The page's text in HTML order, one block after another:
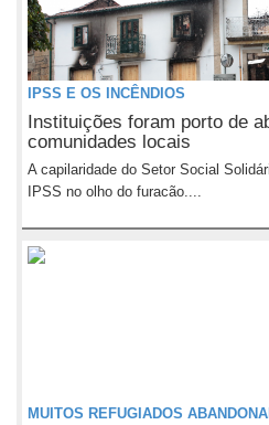
IPSS E OS INCÊNDIOS
Instituições foram porto de
comunidades locais
A capilaridade do Setor Social
IPSS no olho do furacão....
MUITOS REFUGIADOS